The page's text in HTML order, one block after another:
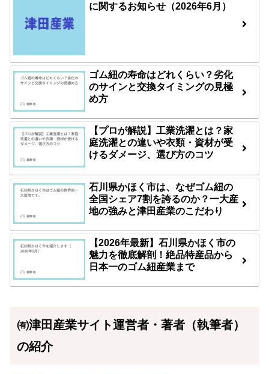
に関するお知らせ（2026年6月）
ゴム紐の寿命はどれくらい？劣化
のサインと交換タイミングの見極
め方
【プロが解説】工業洗濯とは？家
庭洗濯との違いや衣類・資材が受
けるダメージ、選び方のコツ
石川県かほく市は、なぜゴム紐の
全国シェア7割を誇るのか？一大産
地の強みと津田産業のこだわり
【2026年最新】石川県かほく市の
魅力を徹底解剖！絶品特産品から
日本一のゴム紐産業まで
㈲津田産業サイト運営者・著者（執筆者）
の紹介